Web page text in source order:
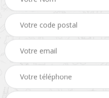
Tonte et réfection de
pelouse